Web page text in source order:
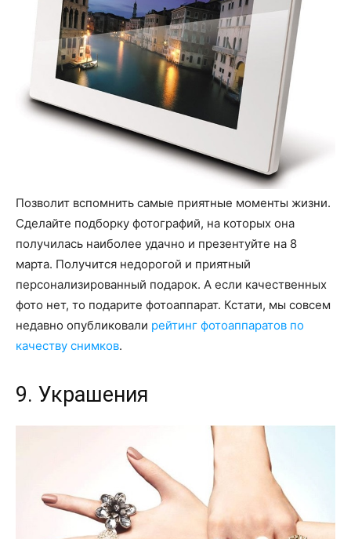
Позволит вспомнить самые приятные моменты жизни.
Сделайте подборку фотографий, на которых она
получилась наиболее удачно и презентуйте на 8
марта. Получится недорогой и приятный
персонализированный подарок. А если качественных
фото нет, то подарите фотоаппарат. Кстати, мы совсем
недавно опубликовали рейтинг фотоаппаратов по
качеству снимков.
9. Украшения